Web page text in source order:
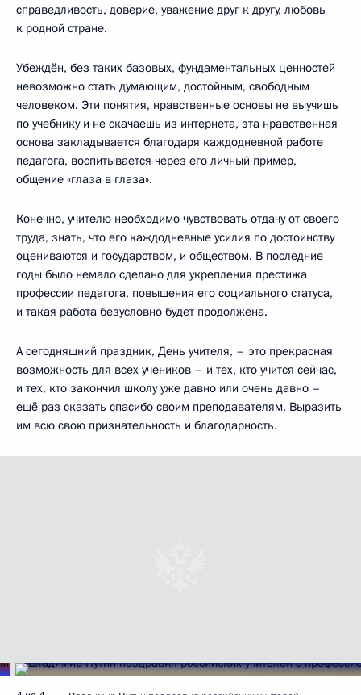
справедливость, доверие, уважение друг к другу, любовь
к родной стране.
Убеждён, без таких базовых, фундаментальных ценностей
невозможно стать думающим, достойным, свободным
человеком. Эти понятия, нравственные основы не выучишь
по учебнику и не скачаешь из интернета, эта нравственная
основа закладывается благодаря каждодневной работе
педагога, воспитывается через его личный пример,
общение «глаза в глаза».
Конечно, учителю необходимо чувствовать отдачу от своего
труда, знать, что его каждодневные усилия по достоинству
оцениваются и государством, и обществом. В последние
годы было немало сделано для укрепления престижа
профессии педагога, повышения его социального статуса,
и такая работа безусловно будет продолжена.
А сегодняшний праздник, День учителя, – это прекрасная
возможность для всех учеников – и тех, кто учится сейчас,
и тех, кто закончил школу уже давно или очень давно –
ещё раз сказать спасибо своим преподавателям. Выразить
им всю свою признательность и благодарность.